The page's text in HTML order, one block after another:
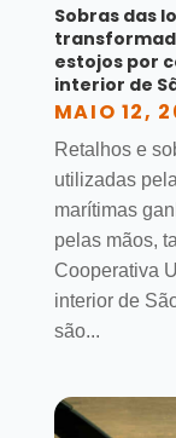
Sobras das
estojos por
interior de
MAIO 12,
Retalhos e
utilizadas
marítimas
pelas mãos,
Cooperativa
interior de
são...